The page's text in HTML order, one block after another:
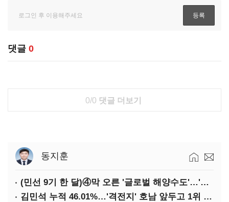
댓글 0
0/0 댓글 더보기
동지훈
(민선 9기 한 달)④막 오른 '글로벌 해양수도'…'전재수 리더십' 시험대
김민석 누적 46.01%…'격전지' 호남 앞두고 1위 지켰다(2보)